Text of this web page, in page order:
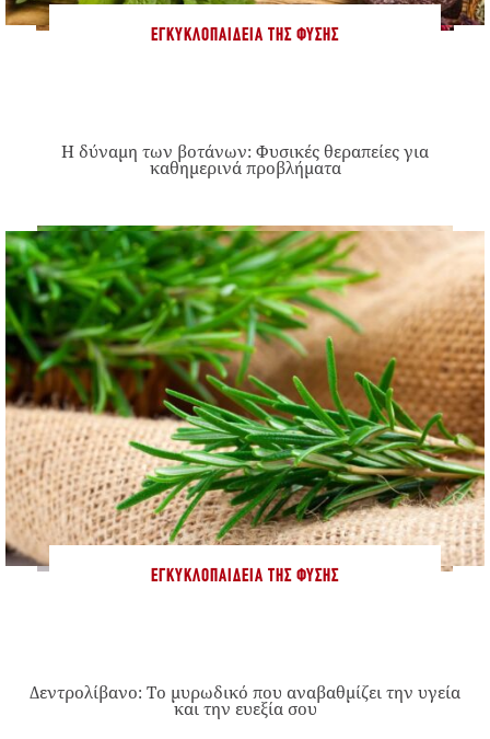
ΕΓΚΥΚΛΟΠΑΊΔΕΙΑ ΤΗΣ ΦΎΣΗΣ
Η δύναμη των βοτάνων: Φυσικές θεραπείες για
καθημερινά προβλήματα
ΕΓΚΥΚΛΟΠΑΊΔΕΙΑ ΤΗΣ ΦΎΣΗΣ
Δεντρολίβανο: Το μυρωδικό που αναβαθμίζει την υγεία
και την ευεξία σου